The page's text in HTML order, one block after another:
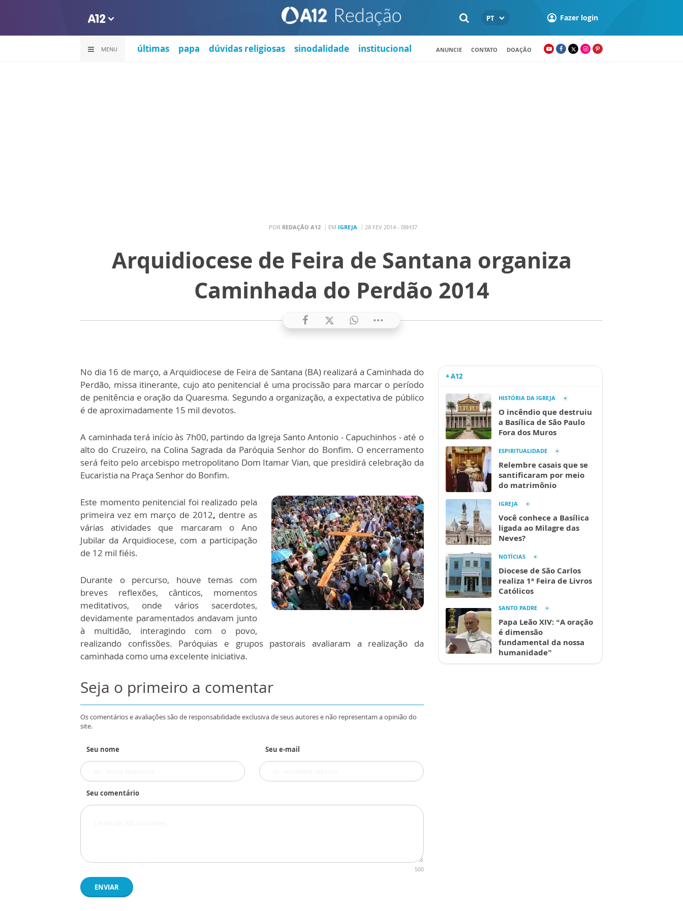
PT Fazer login
MENU últimas papa dúvidas religiosas sinodalidade institucional ANUNCIE CONTATO DOAÇÃO
POR REDAÇÃO A12 EM IGREJA 28 FEV 2014 - 08H37
Arquidiocese de Feira de Santana organiza
Caminhada do Perdão 2014
No dia 16 de março, a Arquidiocese de Feira de Santana (BA) realizará a Caminhada do
Perdão, missa itinerante, cujo ato penitencial é uma procissão para marcar o período
de penitência e oração da Quaresma. Segundo a organização, a expectativa de público
é de aproximadamente 15 mil devotos.
A caminhada terá início às 7h00, partindo da Igreja Santo Antonio - Capuchinhos - até o
alto do Cruzeiro, na Colina Sagrada da Paróquia Senhor do Bonfim. O encerramento
será feito pelo arcebispo metropolitano Dom Itamar Vian, que presidirá celebração da
Eucaristia na Praça Senhor do Bonfim.
Este momento penitencial foi realizado pela
primeira vez em março de 2012, dentre as
várias atividades que marcaram o Ano
Jubilar da Arquidiocese, com a participação
de 12 mil fiéis.
Durante o percurso, houve temas com
breves reflexões, cânticos, momentos
meditativos, onde vários sacerdotes,
devidamente paramentados andavam junto
à multidão, interagindo com o povo,
realizando confissões. Paróquias e grupos pastorais avaliaram a realização da
caminhada como uma excelente iniciativa.
Seja o primeiro a comentar
Os comentários e avaliações são de responsabilidade exclusiva de seus autores e não representam a opinião do
site.
Seu nome Seu e-mail
Seu comentário
500
ENVIAR
+ A12
HISTÓRIA DA IGREJA
O incêndio que destruiu
a Basílica de São Paulo
Fora dos Muros
ESPIRITUALIDADE
Relembre casais que se
santificaram por meio
do matrimônio
IGREJA
Você conhece a Basílica
ligada ao Milagre das
Neves?
NOTÍCIAS
Diocese de São Carlos
realiza 1ª Feira de Livros
Católicos
SANTO PADRE
Papa Leão XIV: “A oração
é dimensão
fundamental da nossa
humanidade”